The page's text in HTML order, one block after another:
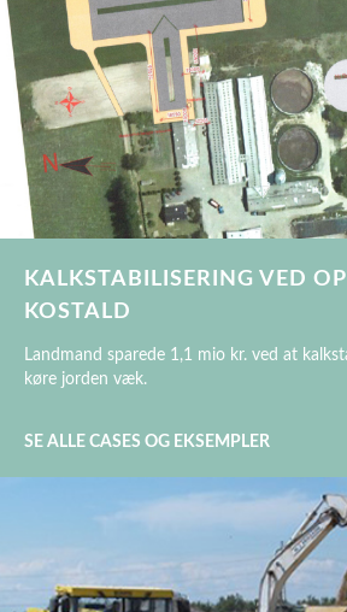
KALKSTABILISERING VED
KOSTALD
Landmand sparede 1,1 mio kr. ved at
køre jorden væk.
SE ALLE CASES OG EKSEMPLER